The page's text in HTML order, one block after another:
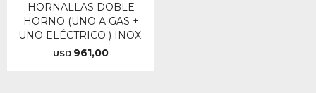
HORNALLAS DOBLE
HORNO (UNO A GAS +
UNO ELÉCTRICO ) INOX.
USD 961,00